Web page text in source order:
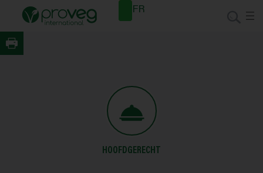
de
inhoud
FR
HOOFDGERECHT